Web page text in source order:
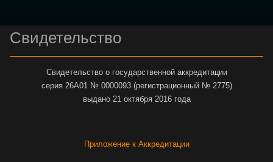
Свидетельство
Свидетельство о государственной аккредитации
серия 26А01 № 0000093 (регистрационный № 2775)
выдано 21 октября 2016 года
Приложение к Аккредитации